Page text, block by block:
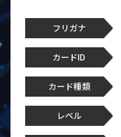
フリガナ
カードID
カード種類
レベル